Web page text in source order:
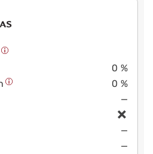
0 %
0 %
—
—
—